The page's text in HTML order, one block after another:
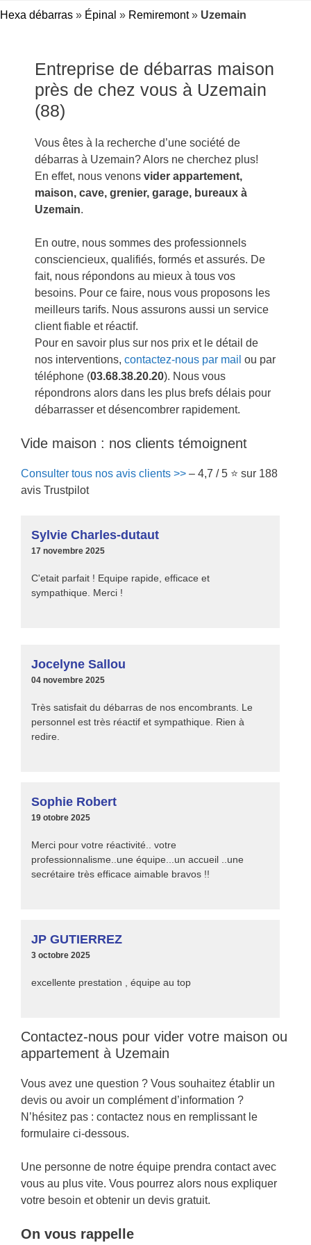
Hexa débarras » Épinal » Remiremont» Uzemain
Entreprise de débarras maison
près de chez vous à Uzemain
(88)
Vous êtes à la recherche d’une société de
débarras à Uzemain? Alors ne cherchez plus!
En effet, nous venons vider appartement,
maison, cave, grenier, garage, bureaux à
Uzemain.
En outre, nous sommes des professionnels
consciencieux, qualifiés, formés et assurés. De
fait, nous répondons au mieux à tous vos
besoins. Pour ce faire, nous vous proposons les
meilleurs tarifs. Nous assurons aussi un service
client fiable et réactif.
Pour en savoir plus sur nos prix et le détail de
nos interventions, contactez-nous par mail ou par
téléphone (03.68.38.20.20). Nous vous
répondrons alors dans les plus brefs délais pour
débarrasser et désencombrer rapidement.
Vide maison : nos clients témoignent
Consulter tous nos avis clients >> – 4,7 / 5 ⭐ sur 188
avis Trustpilot
Sylvie Charles-dutaut
17 novembre 2025
C'etait parfait ! Equipe rapide, efficace et
sympathique. Merci !
Jocelyne Sallou
04 novembre 2025
Très satisfait du débarras de nos encombrants. Le
personnel est très réactif et sympathique. Rien à
redire.
Sophie Robert
19 otobre 2025
Merci pour votre réactivité.. votre
professionnalisme..une équipe...un accueil ..une
secrétaire très efficace aimable bravos !!
JP GUTIERREZ
3 octobre 2025
excellente prestation , équipe au top
Contactez-nous pour vider votre maison ou
appartement à Uzemain
Vous avez une question ? Vous souhaitez établir un
devis ou avoir un complément d’information ?
N’hésitez pas : contactez nous en remplissant le
formulaire ci-dessous.
Une personne de notre équipe prendra contact avec
vous au plus vite. Vous pourrez alors nous expliquer
votre besoin et obtenir un devis gratuit.
On vous rappelle